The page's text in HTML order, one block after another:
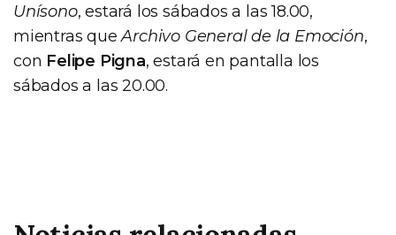
Unísono, estará los sábados a las 18.00,
mientras queArchivo General de la Emoción,
con Felipe Pigna, estará en pantalla los
sábados a las 20.00.